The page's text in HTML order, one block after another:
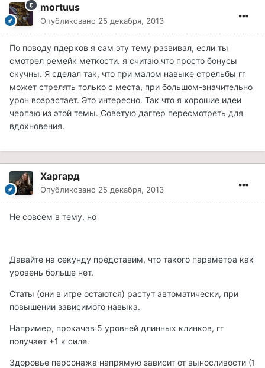
mortuus
Опубликовано 25 декабря, 2013
По поводу пдерков я сам эту тему развивал, если ты
смотрел ремейк меткости. я считаю что просто бонусы
скучны. Я сделал так, что при малом навыке стрельбы гг
может стрелять только с места, при большом-значительно
урон возрастает. Это интересно. Так что я хорошие идеи
черпаю из этой темы. Советую даггер пересмотреть для
вдохновения.
Харгард
Опубликовано 25 декабря, 2013
Не совсем в тему, но
Давайте на секунду представим, что такого параметра как
уровень больше нет.
Статы (они в игре остаются) растут автоматически, при
повышении зависимого навыка.
Например, прокачав 5 уровней длинных клинков, гг
получает +1 к силе.
Здоровье персонажа напрямую зависит от выносливости (1